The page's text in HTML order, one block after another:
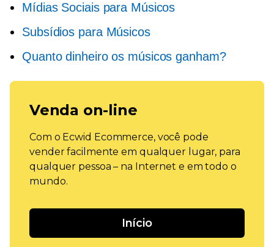
Mídias Sociais para Músicos
Subsídios para Músicos
Quanto dinheiro os músicos ganham?
Venda on-line
Com o Ecwid Ecommerce, você pode
vender facilmente em qualquer lugar, para
qualquer pessoa – na Internet e em todo o
mundo.
Início